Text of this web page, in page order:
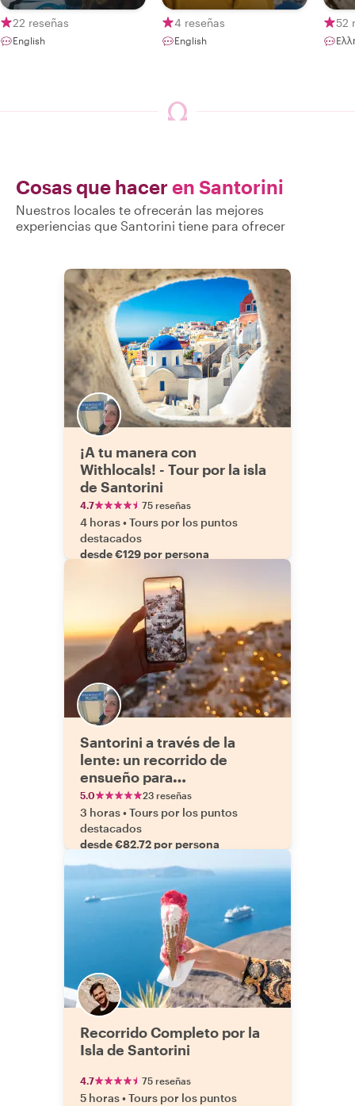
Santorini
22 reseñas
English
4 reseñas
English
52
Cosas que hacer en Santorini
Nuestros locales te ofrecerán las mejores
experiencias que Santorini tiene para ofrecer
¡A tu manera con
Withlocals! - Tour por la isla
de Santorini
4.7 75 reseñas
4 horas•Tours por los puntos
destacados
desde €129 por persona
Santorini a través de la
lente: un recorrido de
ensueño para
Instagrammers
5.0 23 reseñas
3 horas•Tours por los puntos
destacados
desde €82.72 por persona
Recorrido Completo por la
Isla de Santorini
4.7 75 reseñas
5 horas•Tours por los puntos